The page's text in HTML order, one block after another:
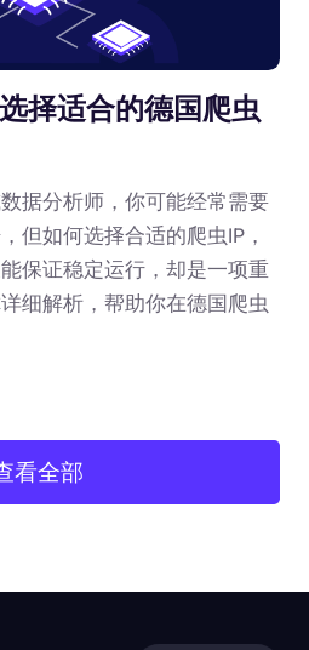
择适合的德国爬虫
据分析师，你可能经常需要
但如何选择合适的爬虫IP，
保证稳定运行，却是一项重
细解析，帮助你在德国爬虫
看全部